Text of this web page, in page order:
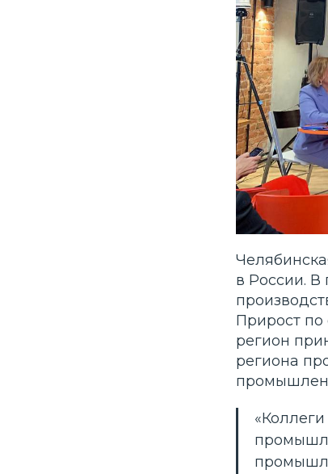
в России. В
Прирост
регион
региона